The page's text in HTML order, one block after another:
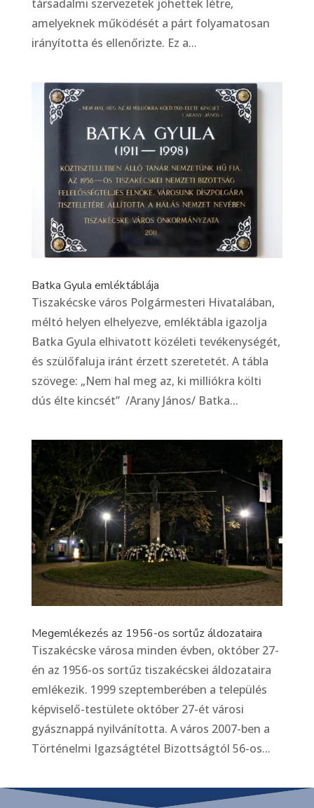
társadalmi szervezetek jöhettek létre,
amelyeknek működését a párt folyamatosan
irányította és ellenőrizte. Ez a...
Batka Gyula emléktáblája
Tiszakécske város Polgármesteri Hivatalában,
méltó helyen elhelyezve, emléktábla igazolja
Batka Gyula elhivatott közéleti tevékenységét,
és szülőfaluja iránt érzett szeretetét. A tábla
szövege: „Nem hal meg az, ki milliókra költi
dús élte kincsét” /Arany János/ Batka...
Megemlékezés az 1956-os sortűz áldozataira
Tiszakécske városa minden évben, október 27-
én az 1956-os sortűz tiszakécskei áldozataira
emlékezik. 1999 szeptemberében a település
képviselő-testülete október 27-ét városi
gyásznappá nyilvánította. A város 2007-ben a
Történelmi Igazságtétel Bizottságtól 56-os...